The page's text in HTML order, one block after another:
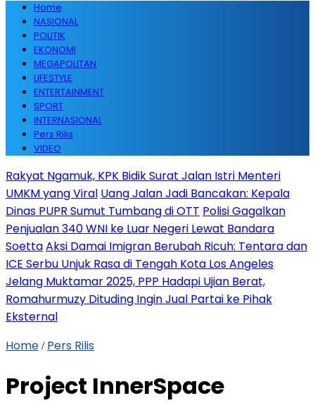
Home
NASIONAL
POLITIK
EKONOMI
MEGAPOLITAN
LIFESTYLE
ENTERTAINMENT
SPORT
INTERNASIONAL
Pers Rilis
VIDEO
Rakyat Ngamuk, KPK Bidik Surat Jalan Istri Menteri
UMKM yang Viral Uang Jalan Jadi Bancakan: Kepala
Dinas PUPR Sumut Tumbang di OTT Polisi Gagalkan
Penjualan 340 WNI ke Luar Negeri Lewat Bandara
SoettaAksi Damai Imigran Berubah Ricuh: Tentara dan
ICE Serbu Unjuk Rasa di Tengah Kota Los Angeles
Jelang Muktamar 2025, PPP Hadapi Ujian Berat,
Romahurmuzy Dituding Ingin Jual Partai ke Pihak
Eksternal
Home / Pers Rilis
Project InnerSpace